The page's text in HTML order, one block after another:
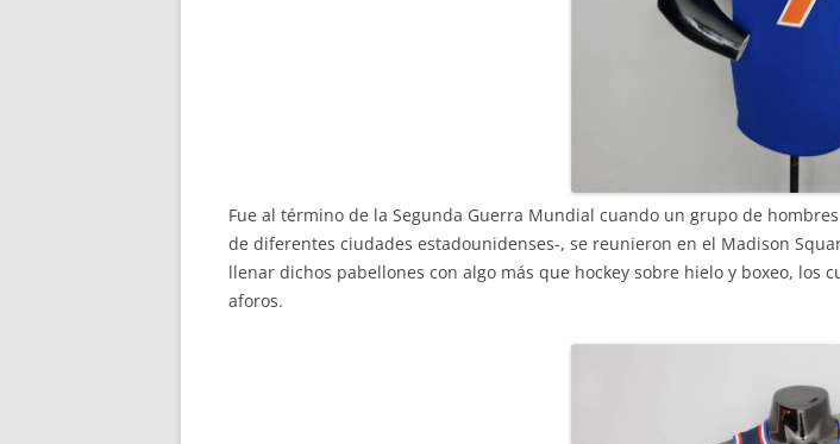
Fue al término de la Segunda Guerra Mundial cuando un grupo de
de diferentes ciudades estadounidenses-, se reunieron en el Madison
llenar dichos pabellones con algo más que hockey sobre hielo y boxeo,
aforos.